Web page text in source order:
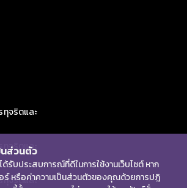
ทุจริตและ
ทุจริตและ
ทุจริตและ
นส่วนตัว
รับประสบการณ์ที่ดีในการใช้งานเว็บไซต์ หาก
ร์ หรือค่าความเป็นส่วนตัวของคุณด้วยการปฎิ